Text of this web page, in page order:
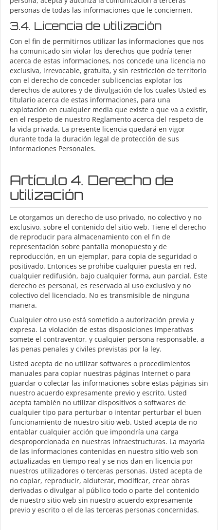
personas de todas las informaciones que le conciernen.
3.4. Licencia de utilización
Con el fin de permitirnos utilizar las informaciones que nos
ha comunicado sin violar los derechos que podría tener
acerca de estas informaciones, nos concede una licencia no
exclusiva, irrevocable, gratuita, y sin restricción de territorio
con el derecho de conceder sublicencias explotar los
derechos de autores y de divulgación de los cuales Usted es
titulario acerca de estas informaciones, para una
explotación en cualquier media que existe o que va a existir,
en el respeto de nuestro Reglamento acerca del respeto de
la vida privada. La presente licencia quedará en vigor
durante toda la duración legal de protección de sus
Informaciones Personales.
Artículo 4. Derecho de
utilización
Le otorgamos un derecho de uso privado, no colectivo y no
exclusivo, sobre el contenido del sitio web. Tiene el derecho
de reproducir para almacenamiento con el fin de
representación sobre pantalla monopuesto y de
reproducción, en un ejemplar, para copia de seguridad o
positivado. Entonces se prohibe cualquier puesta en red,
cualquier redifusión, bajo cualquier forma, aun parcial. Este
derecho es personal, es reservado al uso exclusivo y no
colectivo del licenciado. No es transmisible de ninguna
manera.
Cualquier otro uso está sometido a autorización previa y
expresa. La violación de estas disposiciones imperativas
somete el contraventor, y cualquier persona responsable, a
las penas penales y civiles previstas por la ley.
Usted acepta de no utilizar softwares o procedimientos
manuales para copiar nuestras páginas Internet o para
guardar o colectar las informaciones sobre estas páginas sin
nuestro acuerdo expresamente previo y escrito. Usted
acepta también no utilizar dispositivos o softwares de
cualquier tipo para perturbar o intentar perturbar el buen
funcionamiento de nuestro sitio web. Usted acepta de no
entablar cualquier acción que impondría una carga
desproporcionada en nuestras infraestructuras. La mayoría
de las informaciones contenidas en nuestro sitio web son
actualizadas en tiempo real y se nos dan en licencia por
nuestros utilizadores o terceras personas. Usted acepta de
no copiar, reproducir, alduterar, modificar, crear obras
derivadas o divulgar al público todo o parte del contenido
de nuestro sitio web sin nuestro acuerdo expresamente
previo y escrito o el de las terceras personas concernidas.